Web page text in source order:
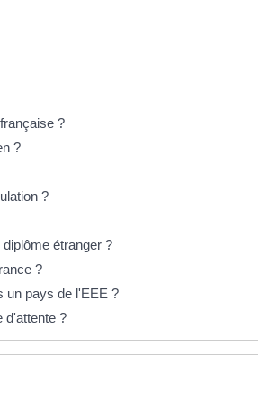
?
?
?
étranger ?
?
un pays de l'EEE ?
d'attente ?